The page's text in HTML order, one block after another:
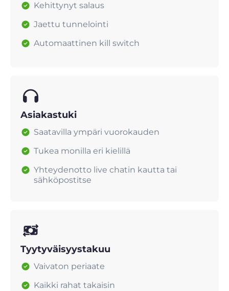
Kehittynyt salaus
Jaettu tunnelointi
Automaattinen kill switch
Asiakastuki
Saatavilla ympäri vuorokauden
Tukea monilla eri kielillä
Yhteydenotto live chatin kautta tai
sähköpostitse
Tyytyväisyystakuu
Vaivaton periaate
Kaikki rahat takaisin